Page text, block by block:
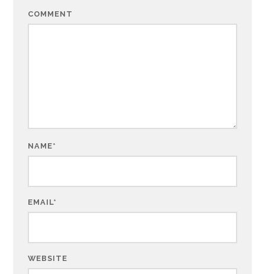
COMMENT
NAME*
EMAIL*
WEBSITE